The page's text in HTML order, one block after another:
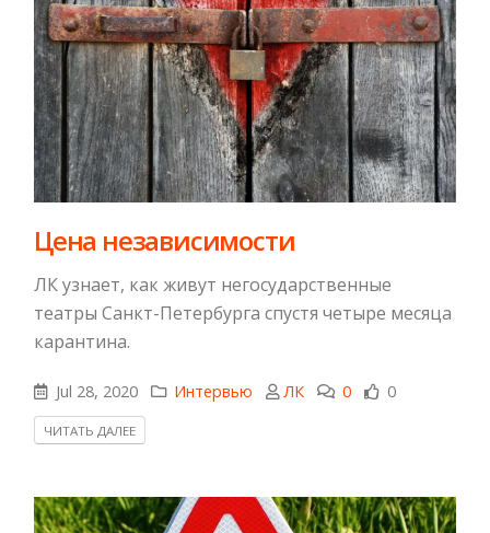
Цена независимости
ЛК узнает, как живут негосударственные
театры Санкт-Петербурга спустя четыре месяца
карантина.
Jul 28, 2020 Интервью ЛК 0 0
ЧИТАТЬ ДАЛЕЕ